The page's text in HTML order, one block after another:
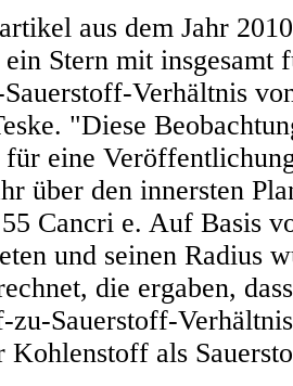
aus dem Jahr
Stern mit insgesamt
Verhältnis
"Diese
eine
über den innersten
Cancri e. Auf Basis
und seinen Radius
die ergaben,
Sauerstoff-
Kohlenstoff als